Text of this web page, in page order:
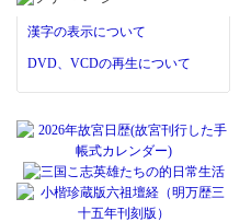
漢字の表示について
DVD、VCDの再生について